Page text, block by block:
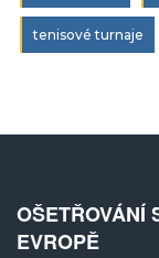
tenisové turnaje
OŠETŘOVÁNÍ
EVROPĚ